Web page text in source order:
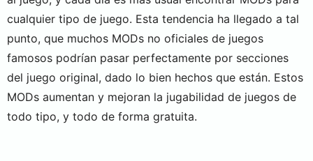
cualquier tipo de juego. Esta tendencia ha llegado a tal
punto, que muchos MODs no oficiales de juegos
famosos podrían pasar perfectamente por secciones
del juego original, dado lo bien hechos que están. Estos
MODs aumentan y mejoran la jugabilidad de juegos de
todo tipo, y todo de forma gratuita.